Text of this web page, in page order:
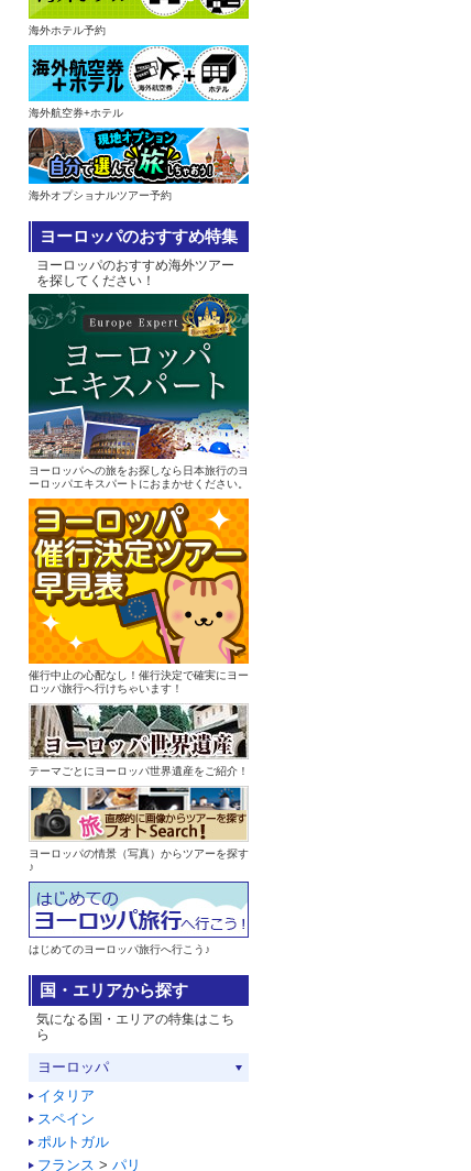
海外ホテル予約
海外航空券+ホテル
海外オプショナルツアー予約
ヨーロッパのおすすめ特集
ヨーロッパのおすすめ海外ツアー
を探してください！
ヨーロッパへの旅をお探しなら日本旅行のヨ
ーロッパエキスパートにおまかせください。
催行中止の心配なし！催行決定で確実にヨー
ロッパ旅行へ行けちゃいます！
テーマごとにヨーロッパ世界遺産をご紹介！
ヨーロッパの情景（写真）からツアーを探す
♪
はじめてのヨーロッパ旅行へ行こう♪
国・エリアから探す
気になる国・エリアの特集はこち
ら
ヨーロッパ
イタリア
スペイン
ポルトガル
フランス > パリ